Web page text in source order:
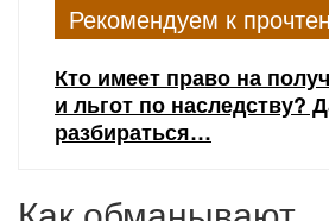
Рекомендуем к
Кто имеет право на
и льгот по наследству?
разбираться…